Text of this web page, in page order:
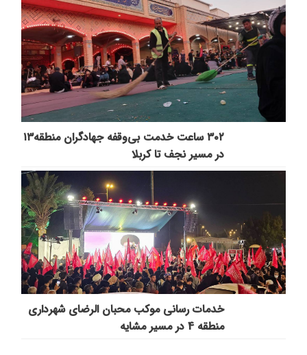
۳۰۲ ساعت خدمت بی‌وقفه جهادگران منطقه۱۳
در مسیر نجف تا کربلا
خدمات رسانی موکب محبان الرضای شهرداری
منطقه 4 در مسیر مشایه